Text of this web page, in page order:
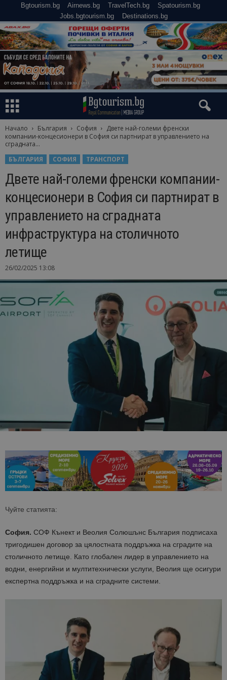
Bgtourism.bg Airnews.bg TravelTech.bg
Spatourism.bg
Jobs.bgtourism.bg
Destinations.bg
Начало България София
Двете най-големи френски
компании-концесионери в София си партнират в управлението на
сградната...
БЪЛГАРИЯ
СОФИЯ ТРАНСПОРТ
Двете най-големи френски компании-
концесионери в София си партнират в
управлението на сградната
инфраструктура на столичното
летище
26/02/2025 13:08
Чуйте статията:
София. СОФ Кънект и Веолия Солюшънс България подписаха
тригодишен договор за цялостната поддръжка на сградите на
столичното летище. Като глобален лидер в управлението на
водни, енергийни и мултитехнически услуги, Веолия ще осигури
експертна поддръжка и на сградните системи.